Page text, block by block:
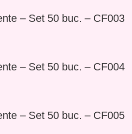
– Set 50 buc. – CF003
– Set 50 buc. – CF004
– Set 50 buc. – CF005